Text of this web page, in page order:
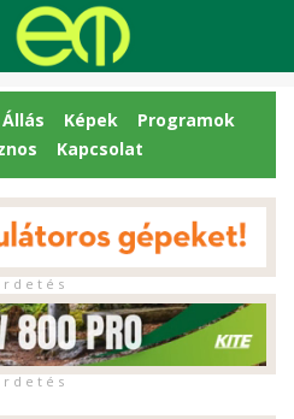
Állás Képek
Programok
Kapcsolat
r d e t é s
r d e t é s